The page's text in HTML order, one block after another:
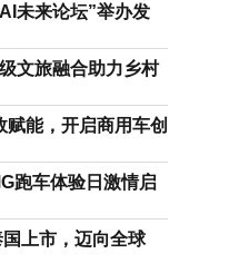
未来论坛”举办发
文旅融合助力乡村
能，开启商用车创
跑车体验日激情启
上市，迈向全球